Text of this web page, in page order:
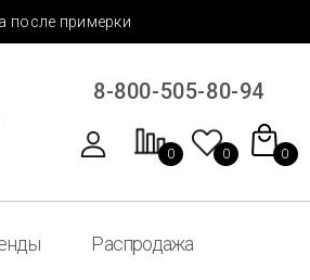
после примерки
8-800-505-80-94
0 0 0
Распродажа